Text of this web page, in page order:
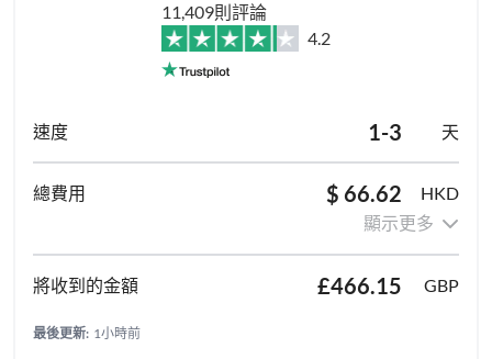
11,409則評論
4.2
1-3 天
$ 66.62
HKD
顯示更多
£466.15 GBP
最後更新: 1小時前